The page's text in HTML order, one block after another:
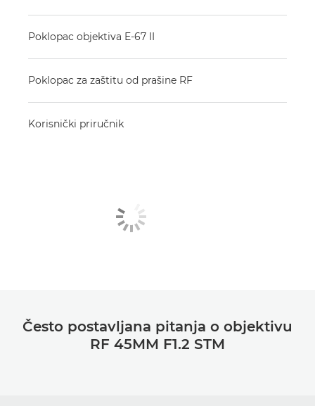
Poklopac objektiva E-67 II
Poklopac za zaštitu od prašine RF
Korisnički priručnik
Često postavljana pitanja o objektivu
RF 45MM F1.2 STM